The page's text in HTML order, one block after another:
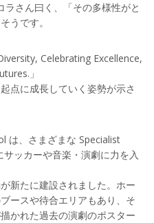
さん曰く、「その多様性がと
うです。
Celebrating Excellence,
」
点に成長していく姿勢が示さ
は、さまざまな Specialist
ッカーや音楽・演劇に力を入
新たに建設されました。ホー
ースや待合エリアもあり、そ
かれた過去の演劇のポスター